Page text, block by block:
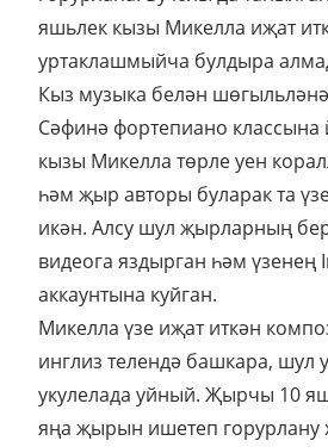
яшьлек кызы Микелла иҗат
уртаклашмыйча булдыра
Кыз музыка белән
Сәфинә фортепиано классына
кызы Микелла төрле уен
һәм җыр авторы буларак та
икән. Алсу шул җырларның
видеога яздырган һәм үзенең
аккаунтына куйган.
Микелла үзе иҗат иткән
инглиз телендә башкара, шул
укулелада уйный. Җырчы 10
яңа җырын ишетеп горурлану